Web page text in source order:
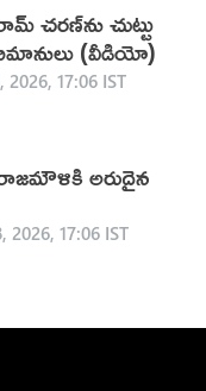
చరణ్‌‍ను చుట్టు
(వీడియో)
2026, 17:06 IST
అరుదైన
2026, 17:06 IST